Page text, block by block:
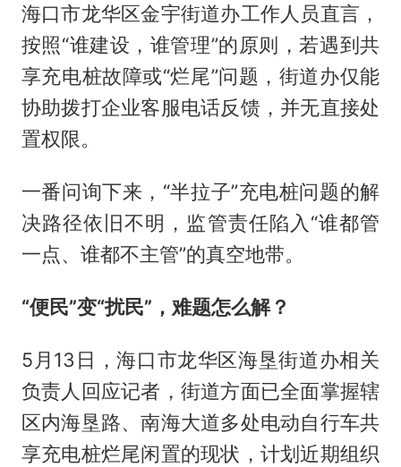
海口市龙华区金宇街道办工作人员直言，
按照“谁建设，谁管理”的原则，若遇到共
享充电桩故障或“烂尾”问题，街道办仅能
协助拨打企业客服电话反馈，并无直接处
置权限。
一番问询下来，“半拉子”充电桩问题的解
决路径依旧不明，监管责任陷入“谁都管
一点、谁都不主管”的真空地带。
“便民”变“扰民”，难题怎么解？
5月13日，海口市龙华区海垦街道办相关
负责人回应记者，街道方面已全面掌握辖
区内海垦路、南海大道多处电动自行车共
享充电桩烂尾闲置的现状，计划近期组织